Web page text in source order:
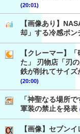
(20:01)
【画像あり】
却」する冷感ポン
【クレーマー】
た」 刃物店「刃
鉄が削れてサイズ
(20:00)
「神聖なる場所
軍装の禁止を発表
【画像】セブン